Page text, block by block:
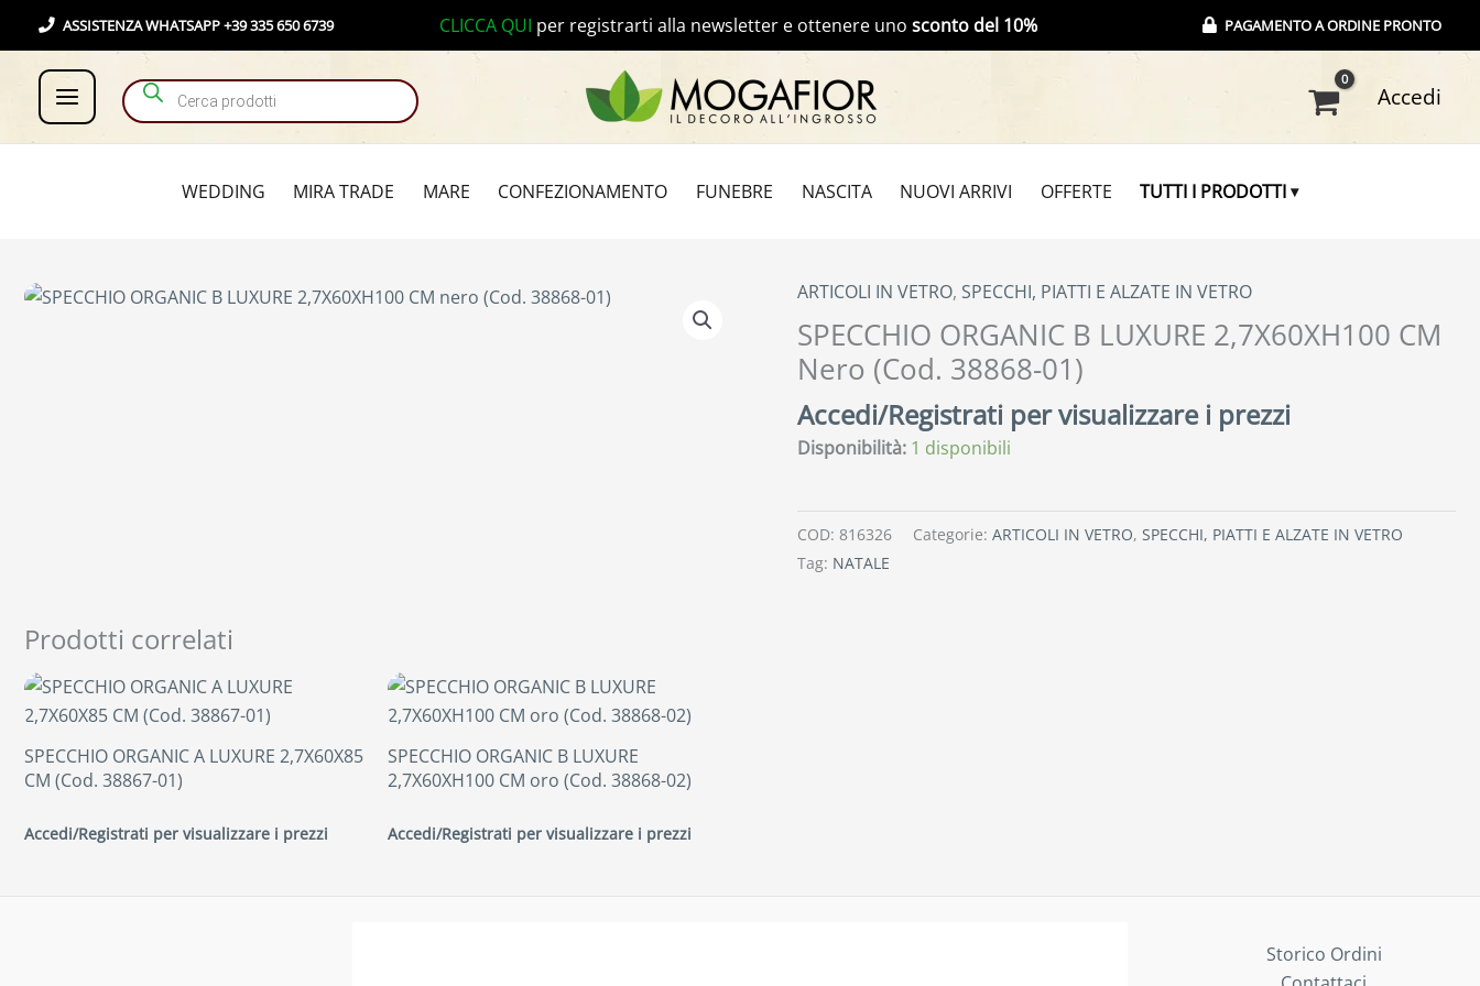
contenuto
ASSISTENZA WHATSAPP +39 335 650 6739 CLICCA QUI per registrarti alla newsletter e ottenere uno sconto del 10% PAGAMENTO A ORDINE PRONTO
Products search Accedi
WEDDING MIRA TRADE MARE CONFEZIONAMENTO FUNEBRE NASCITA NUOVI ARRIVI OFFERTE TUTTI I PRODOTTI
ARTICOLI IN VETRO, SPECCHI, PIATTI E ALZATE IN VETRO
SPECCHIO ORGANIC B LUXURE 2,7X60XH100 CM
Nero (Cod. 38868-01)
Accedi/Registrati per visualizzare i prezzi
Disponibilità: 1 disponibili
COD: 816326 Categorie: ARTICOLI IN VETRO, SPECCHI, PIATTI E ALZATE IN VETRO
Tag: NATALE
Prodotti correlati
SPECCHIO ORGANIC A LUXURE 2,7X60X85
CM (Cod. 38867-01)
Accedi/Registrati per visualizzare i prezzi
SPECCHIO ORGANIC B LUXURE
2,7X60XH100 CM oro (Cod. 38868-02)
Accedi/Registrati per visualizzare i prezzi
Storico Ordini